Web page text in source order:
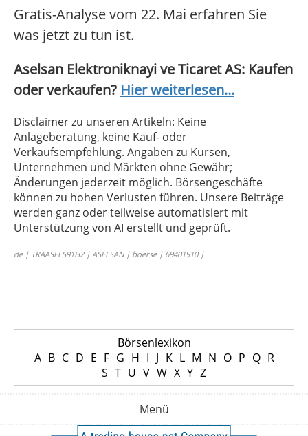
Gratis-Analyse vom 22. Mai erfahren Sie
was jetzt zu tun ist.
Aselsan Elektroniknayi ve Ticaret AS: Kaufen
oder verkaufen? Hier weiterlesen...
Disclaimer zu unseren Artikeln: Keine
Anlageberatung, keine Kauf- oder
Verkaufsempfehlung. Angaben zu Kursen,
Unternehmen und Märkten ohne Gewähr;
Änderungen jederzeit möglich. Börsengeschäfte
können zu hohen Verlusten führen. Unsere Beiträge
werden ganz oder teilweise automatisiert mit
Unterstützung von AI erstellt und geprüft.
de | TRAASELS91H2 | ASELSAN | boerse | 69401910 |
Börsenlexikon
A B C D E F G H I J K L M N O P Q R
S T U V W X Y Z
Menü